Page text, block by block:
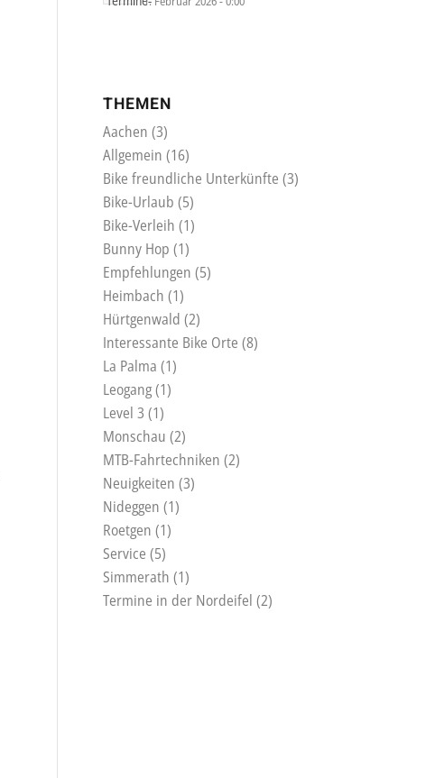
THEMEN
Aachen (3)
Allgemein (16)
Bike freundliche Unterkünfte (3)
Bike-Urlaub (5)
Bike-Verleih (1)
Bunny Hop (1)
Empfehlungen (5)
Heimbach (1)
Hürtgenwald (2)
Interessante Bike Orte (8)
La Palma (1)
Leogang(1)
Level 3 (1)
Monschau (2)
MTB-Fahrtechniken (2)
Neuigkeiten (3)
Nideggen (1)
Roetgen (1)
Service (5)
Simmerath (1)
Termine in der Nordeifel (2)